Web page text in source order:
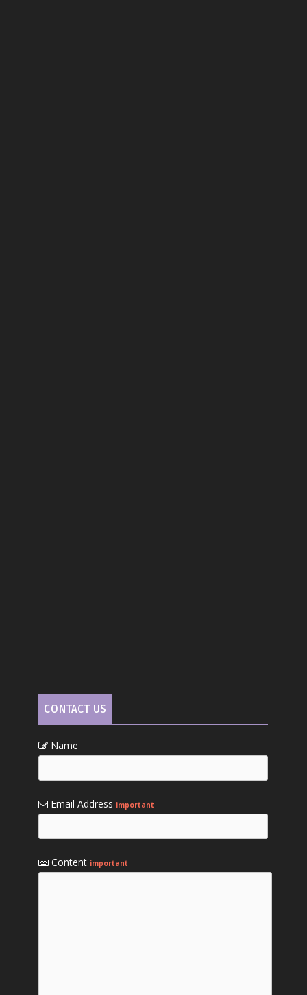
CONTACT US
Name
Email Address important
Content important